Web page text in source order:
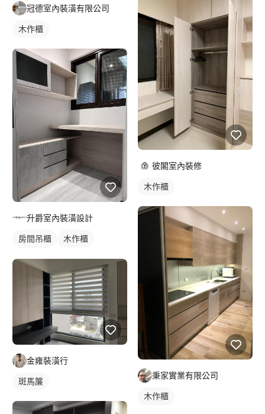
冠德室內裝潢有限公司
木作櫃
升爵室內裝潢設計
房間吊櫃
木作櫃
金雍裝潢行
斑馬簾
彼閣室內裝修
木作櫃
秉家實業有限公司
木作櫃